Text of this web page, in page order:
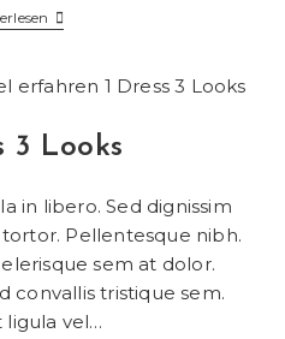
3 Looks
in libero. Sed dignissim
Pellentesque nibh.
sem at dolor.
convallis tristique sem.
ligula vel…